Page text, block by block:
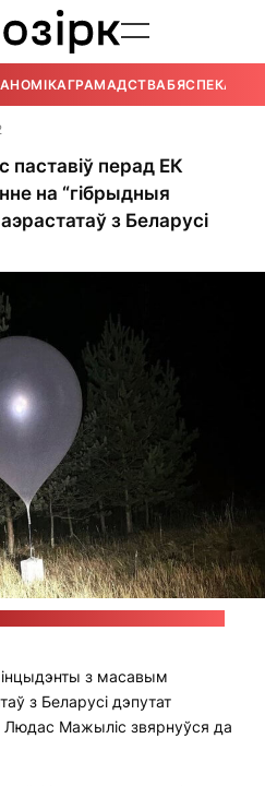
ГРАМАДСТВАБЯСПЕКА
паставіў перад ЕК
на “гібрыдныя
з Беларусі
з масавым
з Беларусі дэпутат
Людас Мажыліс звярнуўся да